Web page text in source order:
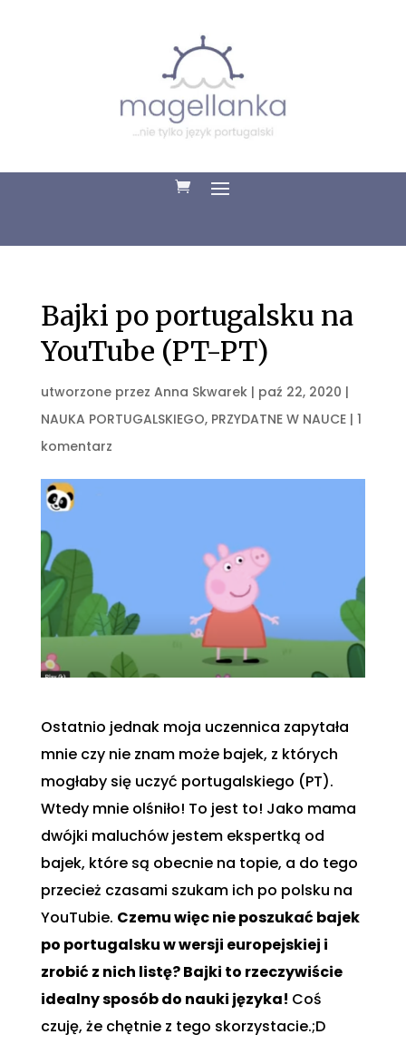
Bajki po portugalsku na
YouTube (PT-PT)
utworzone przez Anna Skwarek| paź 22, 2020 |
NAUKA PORTUGALSKIEGO, PRZYDATNE W NAUCE| 1
komentarz
Ostatnio jednak moja uczennica zapytała
mnie czy nie znam może bajek, z których
mogłaby się uczyć portugalskiego (PT).
Wtedy mnie olśniło! To jest to! Jako mama
dwójki maluchów jestem ekspertką od
bajek, które są obecnie na topie, a do tego
przecież czasami szukam ich po polsku na
YouTubie. Czemu więc nie poszukać bajek
po portugalsku w wersji europejskiej i
zrobić z nich listę? Bajki to rzeczywiście
idealny sposób do nauki języka! Coś
czuję, że chętnie z tego skorzystacie.;D